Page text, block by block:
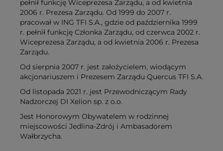
pełnił funkcję Wiceprezesa Zarządu, a od kwietnia
2006 r. Prezesa Zarządu. Od 1999 do 2007 r.
pracował w ING TFI S.A., gdzie od października 1999
r. pełnił funkcję Członka Zarządu, od czerwca 2002 r.
Wiceprezesa Zarządu, a od kwietnia 2006 r. Prezesa
Zarządu.
Od sierpnia 2007 r. jest założycielem, wiodącym
akcjonariuszem i Prezesem Zarządu Quercus TFI S.A.
Od listopada 2021 r. jest Przewodniczącym Rady
Nadzorczej DI Xelion sp. z o.o.
Jest Honorowym Obywatelem w rodzinnej
miejscowości Jedlina-Zdrój i Ambasadorem
Wałbrzycha.